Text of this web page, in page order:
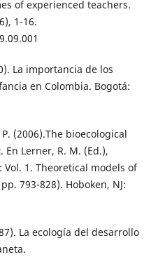
of experienced teachers.
1-16.
La importancia de los
en Colombia. Bogotá:
(2006).The bioecological
Lerner, R. M. (Ed.),
1. Theoretical models of
793-828). Hoboken, NJ:
La ecología del desarrollo